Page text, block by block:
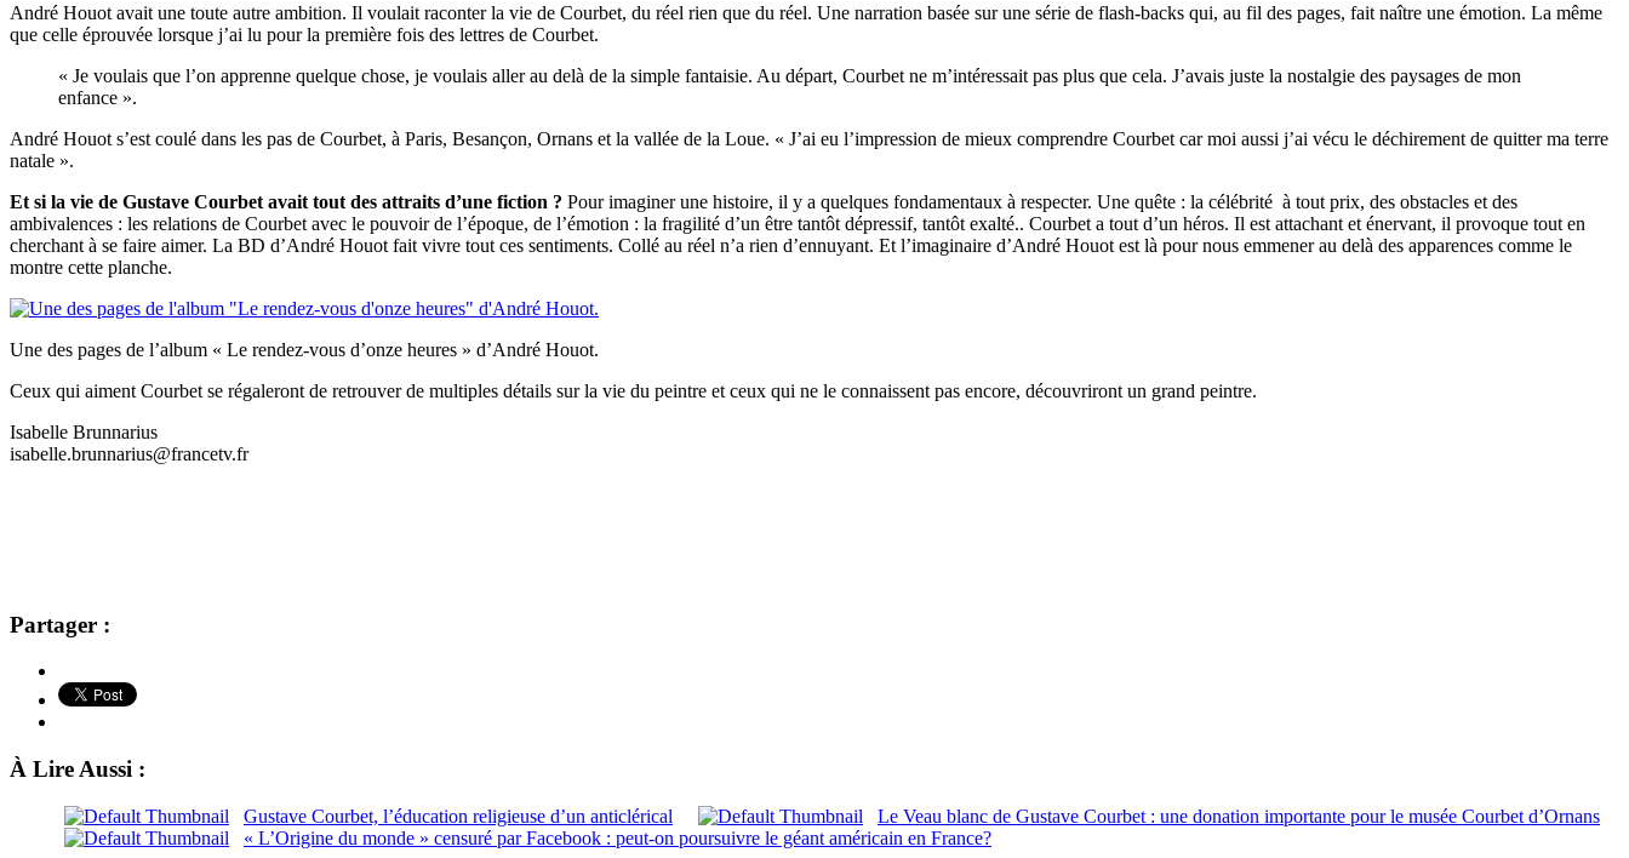
André Houot avait une toute autre ambition. Il voulait raconter la vie de Courbet, du réel rien que du réel. Une narration basée sur une série de flash-backs qui, au fil des pages, fait naître une émotion. La même
que celle éprouvée lorsque j’ai lu pour la première fois des lettres de Courbet.
« Je voulais que l’on apprenne quelque chose, je voulais aller au delà de la simple fantaisie. Au départ, Courbet ne m’intéressait pas plus que cela. J’avais juste la nostalgie des paysages de mon
enfance ».
André Houot s’est coulé dans les pas de Courbet, à Paris, Besançon, Ornans et la vallée de la Loue. « J’ai eu l’impression de mieux comprendre Courbet car moi aussi j’ai vécu le déchirement de quitter ma terre
natale ».
Et si la vie de Gustave Courbet avait tout des attraits d’une fiction ? Pour imaginer une histoire, il y a quelques fondamentaux à respecter. Une quête : la célébrité à tout prix, des obstacles et des
ambivalences : les relations de Courbet avec le pouvoir de l’époque, de l’émotion : la fragilité d’un être tantôt dépressif, tantôt exalté.. Courbet a tout d’un héros. Il est attachant et énervant, il provoque tout en
cherchant à se faire aimer. La BD d’André Houot fait vivre tout ces sentiments. Collé au réel n’a rien d’ennuyant. Et l’imaginaire d’André Houot est là pour nous emmener au delà des apparences comme le
montre cette planche.
Une des pages de l’album « Le rendez-vous d’onze heures » d’André Houot.
Ceux qui aiment Courbet se régaleront de retrouver de multiples détails sur la vie du peintre et ceux qui ne le connaissent pas encore, découvriront un grand peintre.
Isabelle Brunnarius
isabelle.brunnarius@francetv.fr
Partager :
À Lire Aussi :
Gustave Courbet, l’éducation religieuse d’un anticlérical
Le Veau blanc de Gustave Courbet : une donation importante pour le musée Courbet d’Ornans
« L’Origine du monde » censuré par Facebook : peut-on poursuivre le géant américain en France?